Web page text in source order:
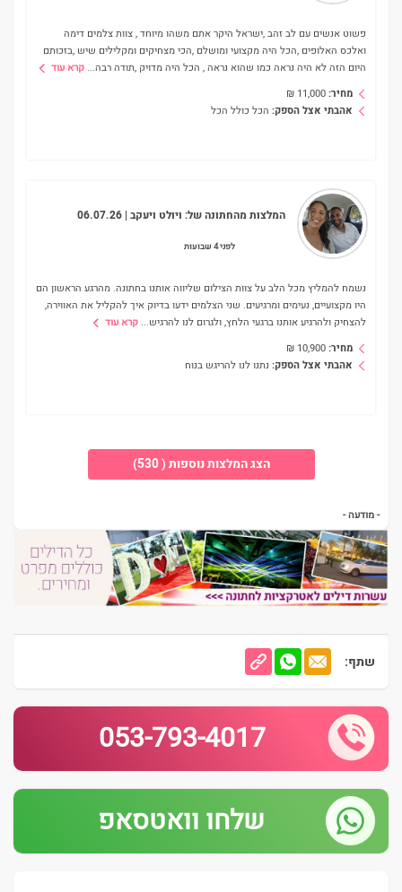
פשוט אנשים עם לב זהב ,ישראל היקר אתם משהו מיוחד , צוות צלמים דימה
ואלכס האלופים ,הכל היה מקצועי ומושלם ,הכי מצחיקים ומקלילים שיש ,בזכותם
היום הזה לא היה נראה כמו שהוא נראה , הכל היה מדויק ,תודה רבה... קרא עוד
מחיר:11,000
₪
אהבתי אצל הספק: הכל כולל הכל
לפני 4 שבועות
המלצות מהחתונה של: ויולט ויעקב | 06.07.26
נשמח להמליץ מכל הלב על צוות הצילום שליווה אותנו בחתונה. מהרגע הראשון הם
היו מקצועיים, נעימים ומרגיעים. שני הצלמים ידעו בדיוק איך להקליל את האווירה,
להצחיק ולהרגיע אותנו ברגעי הלחץ, ולגרום לנו להרגיש... קרא עוד
מחיר:10,900
₪
אהבתי אצל הספק: נתנו לנו להריגש בנוח
הצג המלצות נוספות ( 530)
- מודעה -
שתף:
053-793-4017
שלחו וואטסאפ